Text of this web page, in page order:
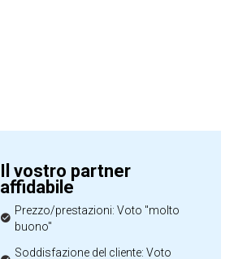
Il vostro partner
affidabile
Prezzo/prestazioni: Voto "molto
buono"
Soddisfazione del cliente: Voto